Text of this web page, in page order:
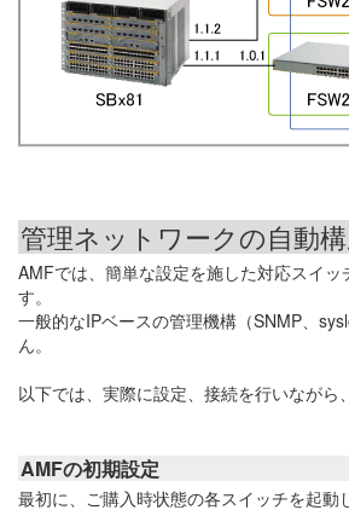
管理ネットワークの自動
AMFでは、簡単な設定を施した対応スイ
す。
一般的なIPベースの管理機構（SNMP、
ん。
以下では、実際に設定、接続を行いなが
AMFの初期設定
最初に、ご購入時状態の各スイッチを起